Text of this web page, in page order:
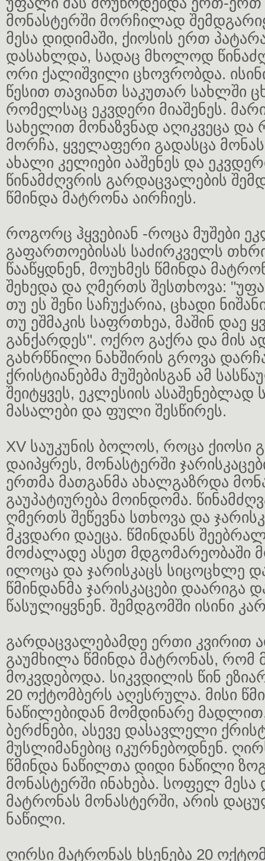
მონასტერში მორჩილად
მესა დიდიმაში, ქიოსის ერთ
დასახლდა, სადაც მხოლოდ
ორი ქალიშვილი ცხოვრობდა.
წესით თავიანთ საკუთარ სახლში
რომელსაც ეკვდერი მიაშენეს.
სახელით მონაზვნად აღიკვეცა და
მორჩა, ყველაფერი გადასცა
ახალი კელიები ააშენეს და
წინამძღვრის გარდაცვალების
წმინდა მატრონა აირჩიეს.
როგორც ჰყვებიან -როცა მუშები
გაფართოებისას საძირკველს
წააწყდნენ, მოუხმეს წმინდა
შეხედა და ღმერთს შესთხოვა:
თუ ეს შენი საჩუქარია, ცხადი
თუ ეშმაკის საფრთხეა, მაშინ დაე
განქარდეს". ოქრო გაქრა და მის
გახრწნილი ნახშირის გროვა
ქრისტიანებმა მუშებისგან ამ
შეიტყვეს, ეკლესიის ასაშენებლად
მასალები და ფული შესწირეს.
XV საუკუნის ბოლოს, როცა ქიოსი
დაიპყრეს, მონასტერში
ერთმა მათგანმა ახალგაზრდა
გაუპატიურება მოინდომა.
ღმერთს შეწევნა სთხოვა და
მკვდარი დაეცა. წმინდანს
მოძალადე ასეთ მდგომარეობაში
ილოცა და ჯარისკაცს სიცოცხლე
წმინდანმა ჯარისკაცები დაარიგა
წასულიყვნენ. შემდგომში ისინი
გარდაცვალებამდე ერთი კვირით
გაუმხილა წმინდა მატრონას, რომ
მოკვდებოდა. სიკვდილის წინ
20 ოქტომბერს აღესრულა. მისი
ნაწილებიდან მომდინარე
ბერძნები, ასევე დასავლელი
მუსლიმანებიც იკურნებოდნენ.
წმინდა ნაწილთა დიდი ნაწილი
მონასტერში ინახება. სოფელ მესა
მატრონას მონასტერში, არის
ნაწილი.
ღირსი მატრონას ხსენება 20